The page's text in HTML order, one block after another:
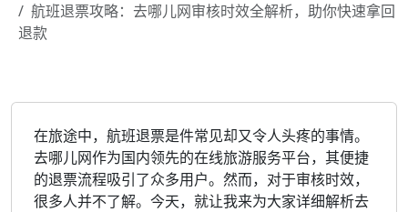
航班退票攻略：去哪儿网审核时效全解析，助你快速拿回
退款
在旅途中，航班退票是件常见却又令人头疼的事情。
去哪儿网作为国内领先的在线旅游服务平台，其便捷
的退票流程吸引了众多用户。然而，对于审核时效，
很多人并不了解。今天，就让我来为大家详细解析去